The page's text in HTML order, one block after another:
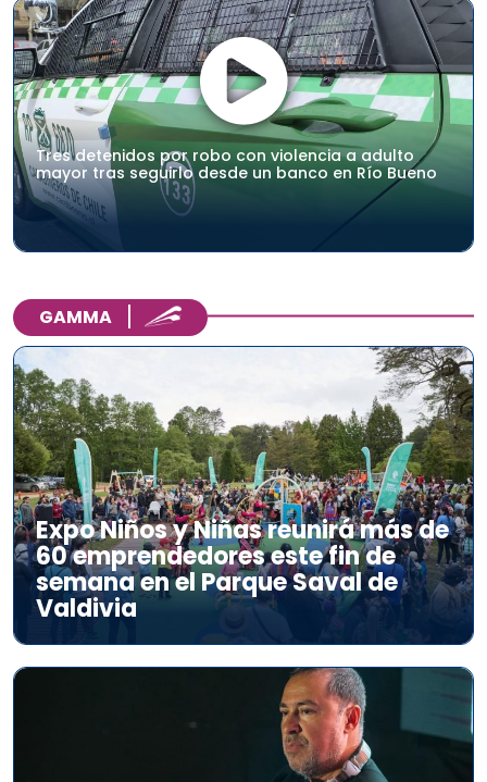
Tres detenidos por robo con violencia a adulto
mayor tras seguirlo desde un banco en Río Bueno
GAMMA
Expo Niños y Niñas reunirá más de
60 emprendedores este fin de
semana en el Parque Saval de
Valdivia